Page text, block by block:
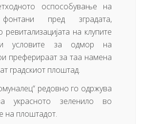
оспособување на
пред зградата,
на клупите
условите за одмор на
преферираат за таа намена
градскиот плоштад.
редовно го одржува
украсното зеленило во
на плоштадот.